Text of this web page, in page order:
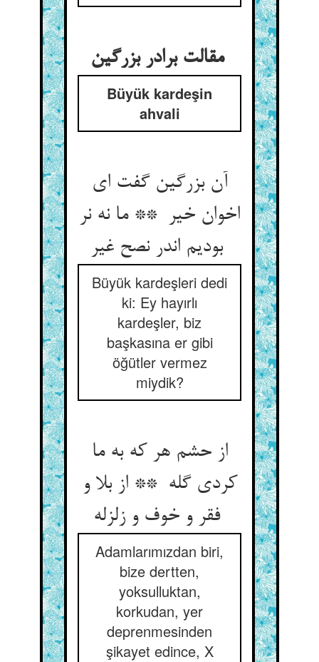
مقالت برادر بزرگین
Büyük kardeşin
ahvali
آن بزرگین گفت ای
اخوان خیر ** ما نه نر
بودیم اندر نصح غیر
Büyük kardeşleri dedi
ki: Ey hayırlı
kardeşler, biz
başkasına er gibi
öğütler vermez
miydik?
از حشم هر که به ما
کردی گله ** از بلا و
فقر و خوف و زلزله
Adamlarımızdan biri,
bize dertten,
yoksulluktan,
korkudan, yer
deprenmesinden
şikayet edince, X